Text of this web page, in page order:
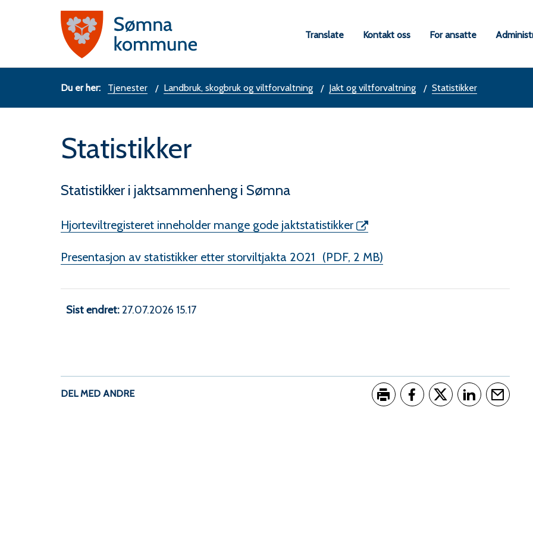
kommune
Translate Kontakt oss For ansatte
Du
her:
Tjenester Landbruk, skogbruk og viltforvaltning Jakt og viltforvaltning Statistikker
Statistikker
Statistikker i jaktsammenheng i Sømna
Hjorteviltregisteret inneholder mange gode jaktstatistikker
Presentasjon av statistikker etter storviltjakta 2021 (PDF, 2 MB)
Sist endret 27.07.2026 15.17
DEL MED ANDRE